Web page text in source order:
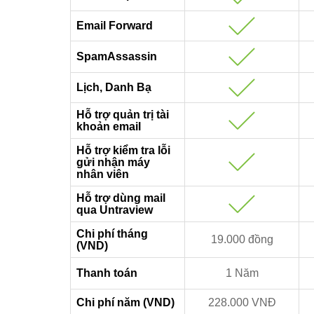
Email Forward
SpamAssassin
Lịch, Danh Bạ
Hỗ trợ quản trị tài
khoản email
Hỗ trợ kiểm tra lỗi
gửi nhận máy
nhân viên
Hỗ trợ dùng mail
qua Untraview
Chi phí tháng
(VND)
19.000 đồng
Thanh toán 1 Năm
Chi phí năm (VND) 228.000 VNĐ